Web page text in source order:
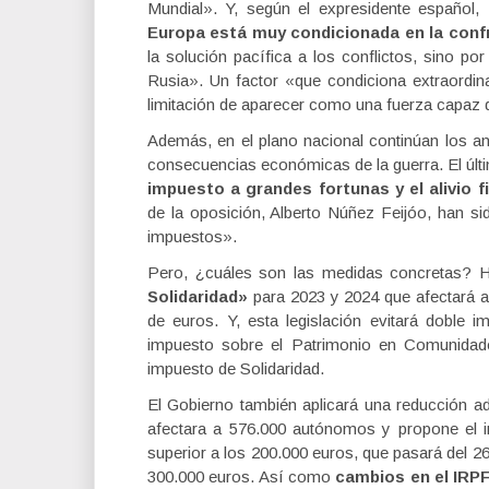
Mundial». Y, según el expresidente español,
Europa está muy condicionada en la
la solución pacífica a los conflictos, sino
Rusia». Un factor «que condiciona
limitación de aparecer como una fuerza capaz
Además, en el plano nacional continúan los
consecuencias económicas de la guerra. El
impuesto a grandes fortunas y el alivio
de la oposición, Alberto Núñez Feijóo, han
impuestos».
Pero, ¿cuáles son las medidas concretas?
Solidaridad» para 2023 y 2024 que afectará
de euros. Y, esta legislación evitará doble
impuesto sobre el Patrimonio en
impuesto de Solidaridad.
El Gobierno también aplicará una reducción
afectara a 576.000 autónomos y propone el
superior a los 200.000 euros, que pasará del
300.000 euros. Así como cambios en el